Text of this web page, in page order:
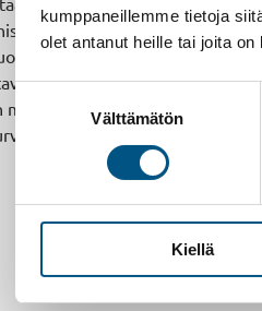
kumppaneillemme tietoja
olet antanut heille tai joita
Suostumuksen
valinta
Välttämätön
Kiellä
ja liukuportaiden
ja vikakorjaukset.
on varmistaa
toiminta sekä
liikkuminen